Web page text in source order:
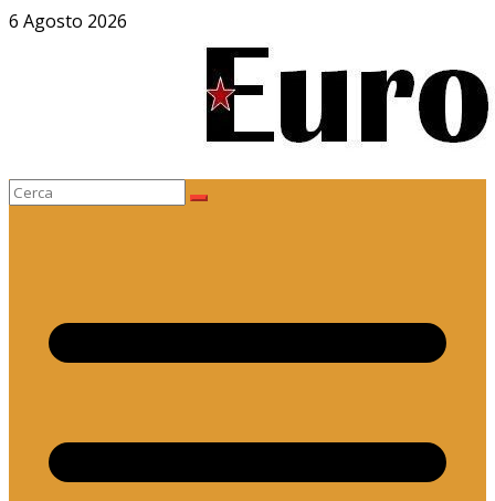
Salta
6 Agosto 2026